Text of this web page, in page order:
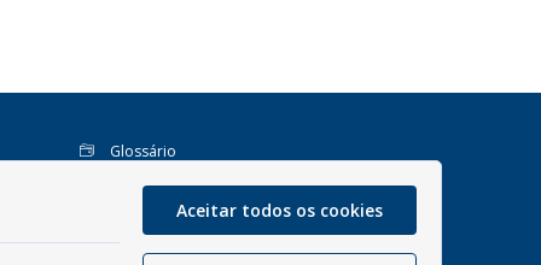
Glossário
Mapa do site
Perguntas Frequentes
Manual de Navegação
Aceitar todos os cookies